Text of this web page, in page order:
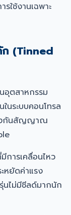
ใช้งานเฉพาะ
(Tinned
อุตสาหกรรม
นระบบคอนโทรล
งกันสัญญาณ
ารเคลื่อนไหว
หยัดค่าแรง
นไม่มีชีลด์มากนัก